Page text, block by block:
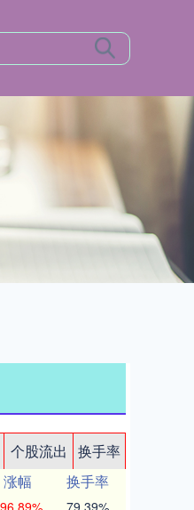
个股流出
换手率
涨幅
换手率
79.39%